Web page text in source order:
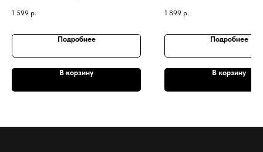
1 599 р.
Подробнее
В корзину
1 899 р.
Подробнее
В корзину